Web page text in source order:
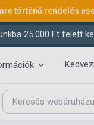
történő rendelés
25.000 Ft felett